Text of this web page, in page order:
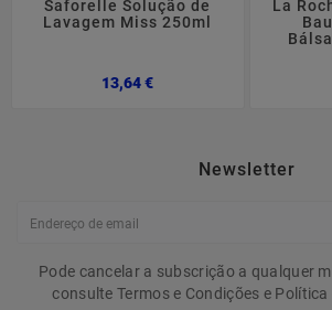
Saforelle Solução de
Lavagem Miss 250ml
13,64 €Preço
La
Newsletter
Pode cancelar a subscrição a qualquer
consulte Termos e Condições e